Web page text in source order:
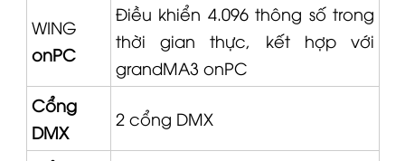
WING
onPC
Điều khiển 4.096 thông số trong
thời gian thực, kết hợp với
grandMA3 onPC
Cổng
DMX
2 cổng DMX